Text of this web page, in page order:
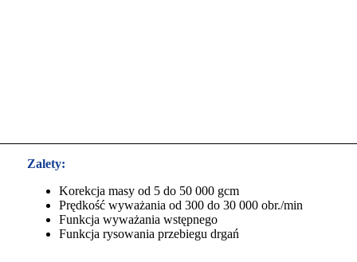
Zalety:
Korekcja masy od 5 do 50 000 gcm
Prędkość wyważania od 300 do 30 000 obr./min
Funkcja wyważania wstępnego
Funkcja rysowania przebiegu drgań